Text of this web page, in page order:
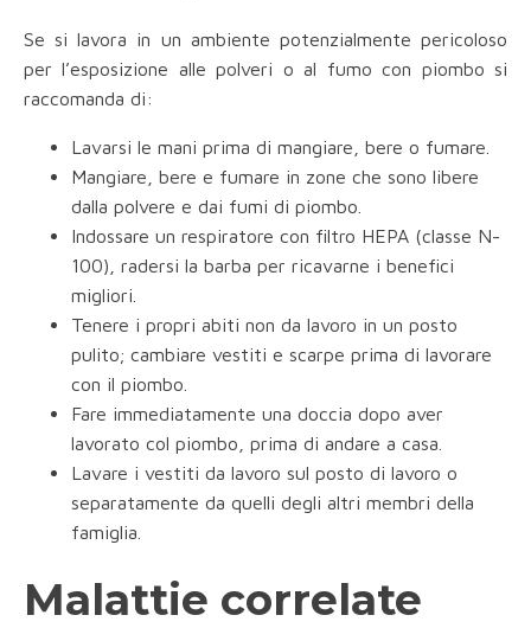
Se si lavora in un ambiente potenzialmente pericoloso
per l’esposizione alle polveri o al fumo con piombo si
raccomanda di:
Lavarsi le mani prima di mangiare, bere o fumare.
Mangiare, bere e fumare in zone che sono libere
dalla polvere e dai fumi di piombo.
Indossare un respiratore con filtro HEPA (classe N-
100), radersi la barba per ricavarne i benefici
migliori.
Tenere i propri abiti non da lavoro in un posto
pulito; cambiare vestiti e scarpe prima di lavorare
con il piombo.
Fare immediatamente una doccia dopo aver
lavorato col piombo, prima di andare a casa.
Lavare i vestiti da lavoro sul posto di lavoro o
separatamente da quelli degli altri membri della
famiglia.
Malattie correlate